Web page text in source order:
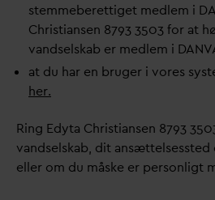
stemmeberettiget medlem i D
Christiansen 8793 3503 for at
vandselskab er medlem i DANV
at du har en bruger i vores
her.
Ring Edyta Christiansen 8793
vandselskab, dit ansættelsessted
eller om du måske er personligt